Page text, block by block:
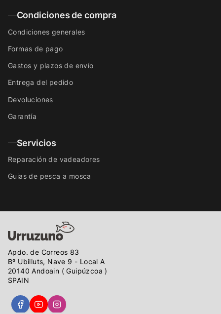
Condiciones de compra
Condiciones generales
Formas de pago
Gastos y plazos de envío
Entrega del pedido
Devoluciones
Garantía
Servicios
Reparación de vadeadores
Guias de pesca a mosca
Apdo. de Correos 83
Bº Ubilluts, Nave 9 - Local A
20140 Andoain ( Guipúzcoa )
SPAIN